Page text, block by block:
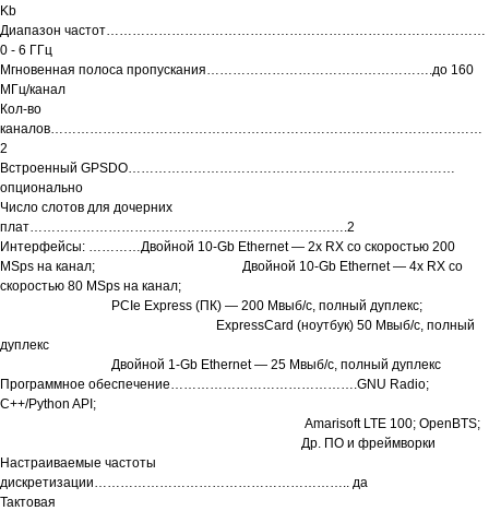
Kb
Диапазон частот……………………………………………………………………………
0 - 6 ГГц
Мгновенная полоса пропускания…………………………………………….до 160
МГц/канал
Кол-во
каналов………………………………………………………………………………………
2
Встроенный GPSDO…………………………………………………………………
опционально
Число слотов для дочерних
плат……………………………………………………………….2
Интерфейсы: …………Двойной 10-Gb Ethernet — 2x RX со скоростью 200
MSps на канал; Двойной 10-Gb Ethernet — 4x RX со
скоростью 80 MSps на канал;
PCIe Express (ПК) — 200 Мвыб/с, полный дуплекс;
ExpressCard (ноутбук) 50 Мвыб/с, полный
дуплекс
Двойной 1-Gb Ethernet — 25 Мвыб/с, полный дуплекс
Программное обеспечение…………………………………….GNU Radio;
C++/Python API;
Amarisoft LTE 100; OpenBTS;
Др. ПО и фреймворки
Настраиваемые частоты
дискретизации………………………………………………….. да
Тактовая